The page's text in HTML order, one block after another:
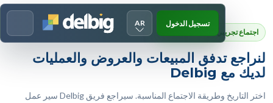
AR تسجيل الدخول
اجتماع تجريبي لـ DELBIG CRM
لنراجع تدفق المبيعات والعروض والعمليات
لديك مع Delbig
اختر التاريخ وطريقة الاجتماع المناسبة. سيراجع فريق Delbig سير عمل